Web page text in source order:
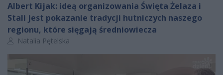
Albert Kijak: ideą organizowania Święta Żelaza i
Stali jest pokazanie tradycji hutniczych naszego
regionu, które sięgają średniowiecza
Autor artykułu:
Natalia Pętelska